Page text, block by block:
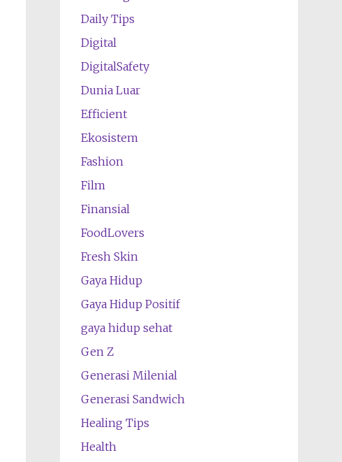
Daily Tips
Digital
DigitalSafety
Dunia Luar
Efficient
Ekosistem
Fashion
Film
Finansial
FoodLovers
Fresh Skin
Gaya Hidup
Gaya Hidup Positif
gaya hidup sehat
Gen Z
Generasi Milenial
Generasi Sandwich
Healing Tips
Health